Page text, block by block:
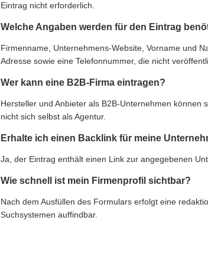
Eintrag nicht erforderlich.
Welche Angaben werden für den Eintrag
Firmenname, Unternehmens-Website, Vorname und
Adresse sowie eine Telefonnummer, die nicht
Wer kann eine B2B-Firma eintragen?
Hersteller und Anbieter als B2B-Unternehmen
nicht sich selbst als Agentur.
Erhalte ich einen Backlink für meine
Ja, der Eintrag enthält einen Link zur angegebenen
Wie schnell ist mein Firmenprofil sichtbar?
Nach dem Ausfüllen des Formulars erfolgt eine
Suchsystemen auffindbar.